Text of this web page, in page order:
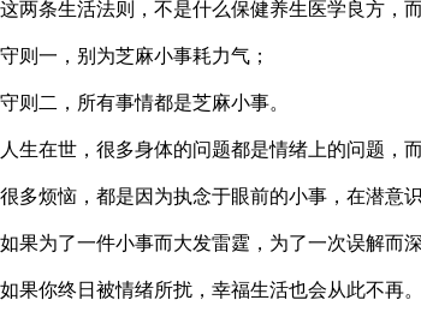
这两条生活法则，不是什么保健养生医学良方，
守则一，别为芝麻小事耗力气；
守则二，所有事情都是芝麻小事。
人生在世，很多身体的问题都是情绪上的问题，
很多烦恼，都是因为执念于眼前的小事，在潜意
如果为了一件小事而大发雷霆，为了一次误解而
如果你终日被情绪所扰，幸福生活也会从此不再。